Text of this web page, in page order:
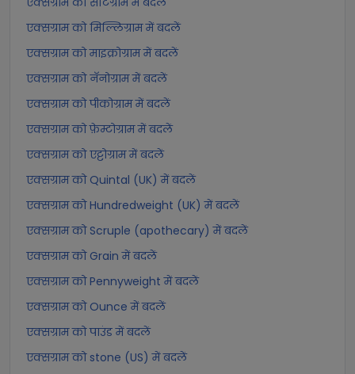
एक्सग्राम को मिल्लिग्राम में बदलें
एक्सग्राम को माइक्रोग्राम में बदलें
एक्सग्राम को नॅनोग्राम में बदलें
एक्सग्राम को पीकोग्राम में बदलें
एक्सग्राम को फ़ेम्टोग्राम में बदलें
एक्सग्राम को एट्टोग्राम में बदलें
एक्सग्राम को Quintal (UK) में बदलें
एक्सग्राम को Hundredweight (UK) में बदलें
एक्सग्राम को Scruple (apothecary) में बदलें
एक्सग्राम को Grain में बदलें
एक्सग्राम को Pennyweight में बदलें
एक्सग्राम को Ounce में बदलें
एक्सग्राम को पाउंड में बदलें
एक्सग्राम को stone (US) में बदलें